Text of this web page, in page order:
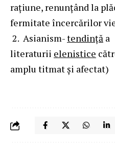
rațiune, renunțând la
fermitate încercărilor
2. Asianism-tendință a
literaturii elenistice
amplu titmat și afectat)